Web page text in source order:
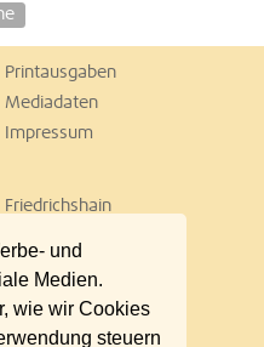
und
Medien.
wie wir Cookies
steuern
Printausgaben
Mediadaten
Impressum
Friedrichshain
Marzahn
Neukölln